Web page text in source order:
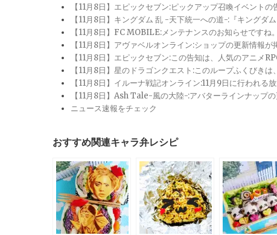
【11月8日】エピックセブン:ピックアップ召喚イベント
【11月8日】キングダム 乱 -天下統一への道-:『キング
【11月8日】FC MOBILE:メンテナンスのお知らせです
【11月8日】アヴァベルオンライン:ショップの更新情報
【11月8日】エピックセブン:この告知は、人気のアニメ
【11月8日】星のドラゴンクエスト:このループふくびき
【11月8日】イルーナ戦記オンライン:11月9日に行われ
【11月8日】Ash Tale-風の大陸-:アバターラインナップ
ニュース速報をチェック
おすすめ関連キャラ弁レシピ